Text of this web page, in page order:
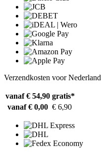
Verzendkosten voor Nederland
vanaf € 54,90 gratis*
vanaf € 0,00 € 6,90